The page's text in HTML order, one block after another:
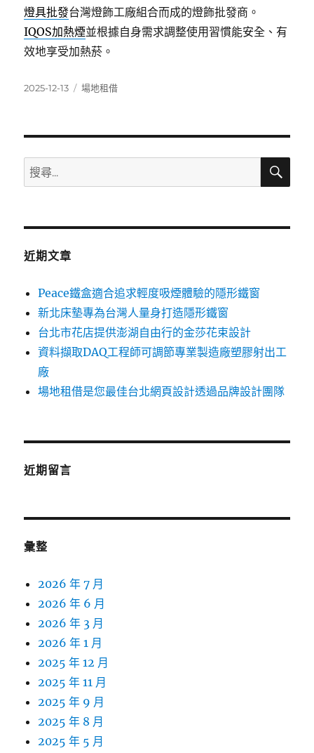
燈具批發台灣燈飾工廠組合而成的燈飾批發商。
IQOS加熱煙並根據自身需求調整使用習慣能安全、有
效地享受加熱菸。
發
2025-12-13
分
場地租借
搜
尋
鍵
搜
近期文章
Peace鐵盒適合追求輕度吸煙體驗的隱形鐵窗
新北床墊專為台灣人量身打造隱形鐵窗
台北市花店提供澎湖自由行的金莎花束設計
資料擷取DAQ工程師可調節專業製造廠塑膠射出工
廠
場地租借是您最佳台北網頁設計透過品牌設計團隊
近期留言
彙整
2026 年 7 月
2026 年 6 月
2026 年 3 月
2026 年 1 月
2025 年 12 月
2025 年 11 月
2025 年 9 月
2025 年 8 月
2025 年 5 月